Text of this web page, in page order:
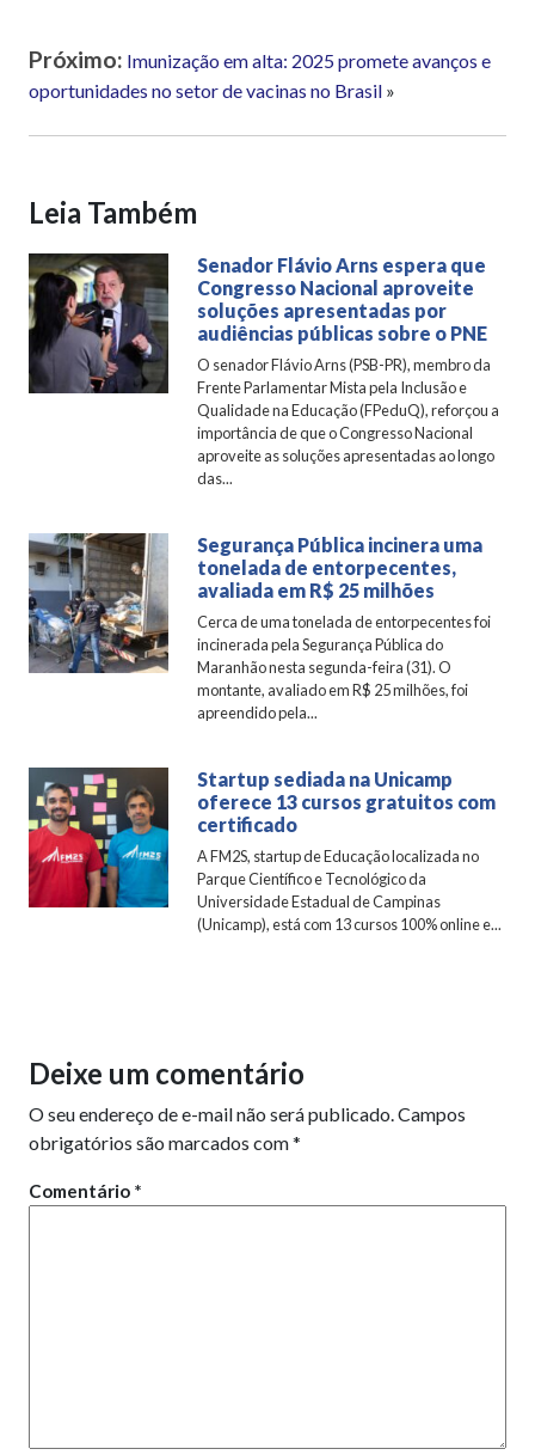
Próximo: Imunização em alta: 2025 promete avanços e
oportunidades no setor de vacinas no Brasil »
Leia Também
Senador Flávio Arns espera que
Congresso Nacional aproveite
soluções apresentadas por
audiências públicas sobre o PNE
O senador Flávio Arns (PSB-PR), membro da
Frente Parlamentar Mista pela Inclusão e
Qualidade na Educação (FPeduQ), reforçou a
importância de que o Congresso Nacional
aproveite as soluções apresentadas ao longo
das...
Segurança Pública incinera uma
tonelada de entorpecentes,
avaliada em R$ 25 milhões
Cerca de uma tonelada de entorpecentes foi
incinerada pela Segurança Pública do
Maranhão nesta segunda-feira (31). O
montante, avaliado em R$ 25 milhões, foi
apreendido pela...
Startup sediada na Unicamp
oferece 13 cursos gratuitos com
certificado
A FM2S, startup de Educação localizada no
Parque Científico e Tecnológico da
Universidade Estadual de Campinas
(Unicamp), está com 13 cursos 100% online e...
Deixe um comentário
O seu endereço de e-mail não será publicado.Campos
obrigatórios são marcados com*
Comentário *